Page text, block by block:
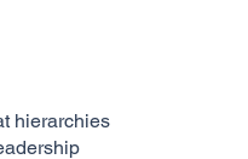
hierarchies